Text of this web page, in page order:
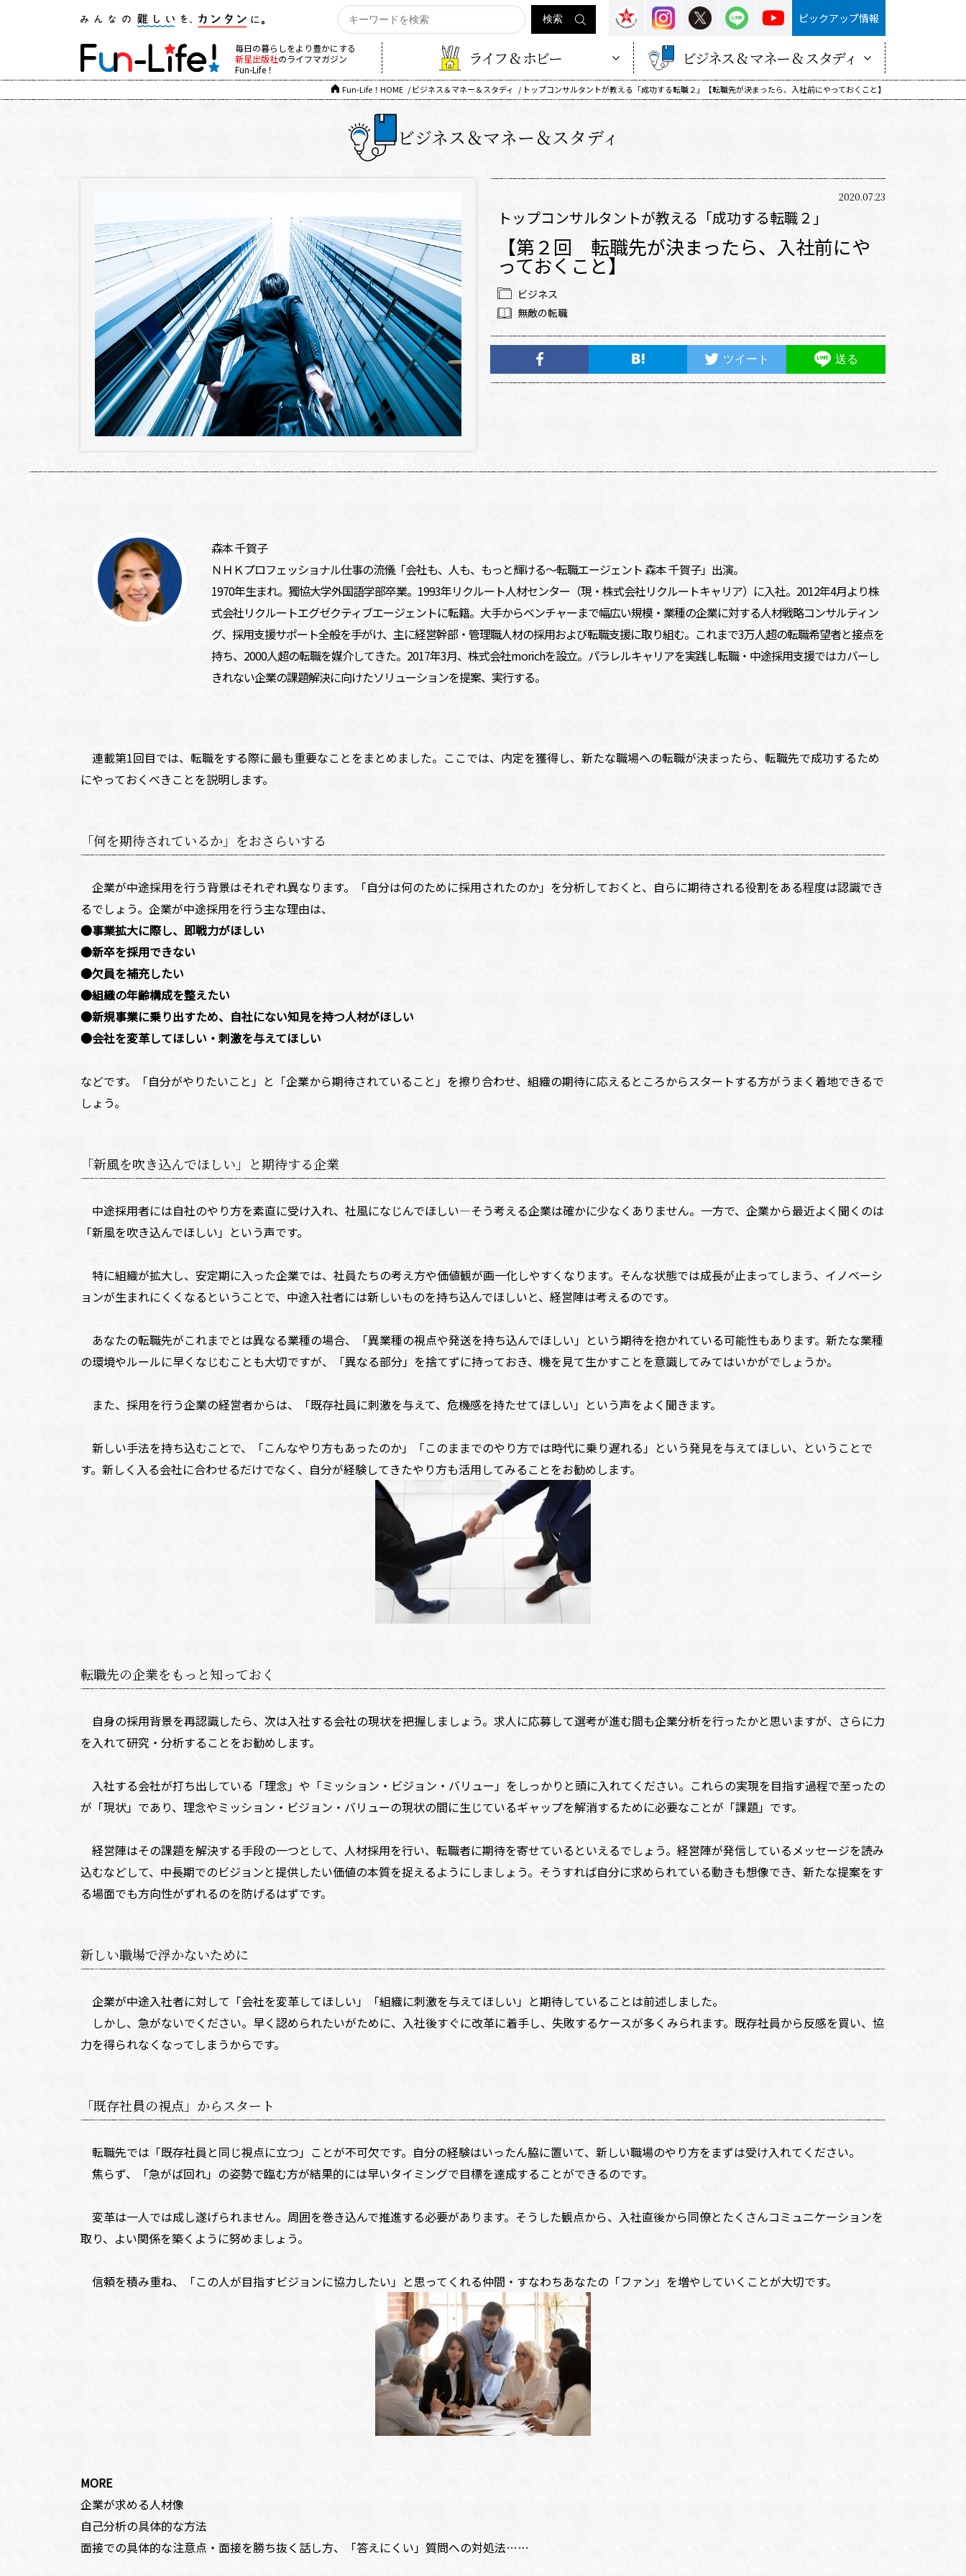
ピックアップ情報
毎日の暮らしをより豊かにする
新星出版社のライフマガジン
Fun-Life！
ライフ & ホビー ビジネス & マネー & スタディ
Fun-Life！HOME ビジネス＆マネー＆スタディ トップコンサルタントが教える「成功する転職２」【転職先が決まったら、入社前にやっておくこと】
ビジネス＆マネー＆スタディ
2020.07.23
トップコンサルタントが教える「成功する転職２」
【第２回 転職先が決まったら、入社前にや
っておくこと】
ビジネス
無敵の転職
ツイート 送る
森本 千賀子
ＮＨＫプロフェッショナル仕事の流儀「会社も、人も、もっと輝ける～転職エージェント 森本 千賀子」出演。
1970年生まれ。獨協大学外国語学部卒業。1993年リクルート人材センター（現・株式会社リクルートキャリア）に入社。2012年4月より株
式会社リクルートエグゼクティブエージェントに転籍。大手からベンチャーまで幅広い規模・業種の企業に対する人材戦略コンサルティン
グ、採用支援サポート全般を手がけ、主に経営幹部・管理職人材の採用および転職支援に取り組む。これまで3万人超の転職希望者と接点を
持ち、2000人超の転職を媒介してきた。2017年3月、株式会社morichを設立。パラレルキャリアを実践し転職・中途採用支援ではカバーし
きれない企業の課題解決に向けたソリューションを提案、実行する。
連載第1回目では、転職をする際に最も重要なことをまとめました。ここでは、内定を獲得し、新たな職場への転職が決まったら、転職先で成功するため
にやっておくべきことを説明します。
「何を期待されているか」をおさらいする
企業が中途採用を行う背景はそれぞれ異なります。「自分は何のために採用されたのか」を分析しておくと、自らに期待される役割をある程度は認識でき
るでしょう。企業が中途採用を行う主な理由は、
●事業拡大に際し、即戦力がほしい
●新卒を採用できない
●欠員を補充したい
●組織の年齢構成を整えたい
●新規事業に乗り出すため、自社にない知見を持つ人材がほしい
●会社を変革してほしい・刺激を与えてほしい
などです。「自分がやりたいこと」と「企業から期待されていること」を擦り合わせ、組織の期待に応えるところからスタートする方がうまく着地できるで
しょう。
「新風を吹き込んでほしい」と期待する企業
中途採用者には自社のやり方を素直に受け入れ、社風になじんでほしい―そう考える企業は確かに少なくありません。一方で、企業から最近よく聞くのは
「新風を吹き込んでほしい」という声です。
特に組織が拡大し、安定期に入った企業では、社員たちの考え方や価値観が画一化しやすくなります。そんな状態では成長が止まってしまう、イノベーシ
ョンが生まれにくくなるということで、中途入社者には新しいものを持ち込んでほしいと、経営陣は考えるのです。
あなたの転職先がこれまでとは異なる業種の場合、「異業種の視点や発送を持ち込んでほしい」という期待を抱かれている可能性もあります。新たな業種
の環境やルールに早くなじむことも大切ですが、「異なる部分」を捨てずに持っておき、機を見て生かすことを意識してみてはいかがでしょうか。
また、採用を行う企業の経営者からは、「既存社員に刺激を与えて、危機感を持たせてほしい」という声をよく聞きます。
新しい手法を持ち込むことで、「こんなやり方もあったのか」「このままでのやり方では時代に乗り遅れる」という発見を与えてほしい、ということで
す。新しく入る会社に合わせるだけでなく、自分が経験してきたやり方も活用してみることをお勧めします。
転職先の企業をもっと知っておく
自身の採用背景を再認識したら、次は入社する会社の現状を把握しましょう。求人に応募して選考が進む間も企業分析を行ったかと思いますが、さらに力
を入れて研究・分析することをお勧めします。
入社する会社が打ち出している「理念」や「ミッション・ビジョン・バリュー」をしっかりと頭に入れてください。これらの実現を目指す過程で至ったの
が「現状」であり、理念やミッション・ビジョン・バリューの現状の間に生じているギャップを解消するために必要なことが「課題」です。
経営陣はその課題を解決する手段の一つとして、人材採用を行い、転職者に期待を寄せているといえるでしょう。経営陣が発信しているメッセージを読み
込むなどして、中長期でのビジョンと提供したい価値の本質を捉えるようにしましょう。そうすれば自分に求められている動きも想像でき、新たな提案をす
る場面でも方向性がずれるのを防げるはずです。
新しい職場で浮かないために
企業が中途入社者に対して「会社を変革してほしい」「組織に刺激を与えてほしい」と期待していることは前述しました。
しかし、急がないでください。早く認められたいがために、入社後すぐに改革に着手し、失敗するケースが多くみられます。既存社員から反感を買い、協
力を得られなくなってしまうからです。
「既存社員の視点」からスタート
転職先では「既存社員と同じ視点に立つ」ことが不可欠です。自分の経験はいったん脇に置いて、新しい職場のやり方をまずは受け入れてください。
焦らず、「急がば回れ」の姿勢で臨む方が結果的には早いタイミングで目標を達成することができるのです。
変革は一人では成し遂げられません。周囲を巻き込んで推進する必要があります。そうした観点から、入社直後から同僚とたくさんコミュニケーションを
取り、よい関係を築くように努めましょう。
信頼を積み重ね、「この人が目指すビジョンに協力したい」と思ってくれる仲間・すなわちあなたの「ファン」を増やしていくことが大切です。
MORE
企業が求める人材像
自己分析の具体的な方法
面接での具体的な注意点・面接を勝ち抜く話し方、「答えにくい」質問への対処法……